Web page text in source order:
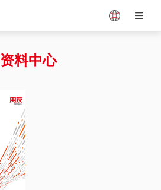
Vietnam
资料中心